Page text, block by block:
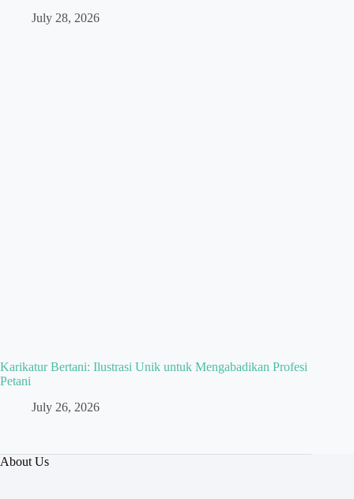
July 28, 2026
Karikatur Bertani: Ilustrasi Unik untuk Mengabadikan Profesi
Petani
July 26, 2026
About Us